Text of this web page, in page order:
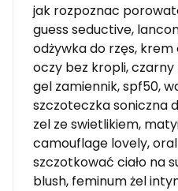
jak rozpoznac
guess seductive,
odżywka do rzęs, krem
oczy bez kropli, czarny
gel zamiennik, spf50,
szczoteczka soniczna
zel ze swietlikiem,
camouflage lovely,
szczotkować ciało na
blush, feminum żel